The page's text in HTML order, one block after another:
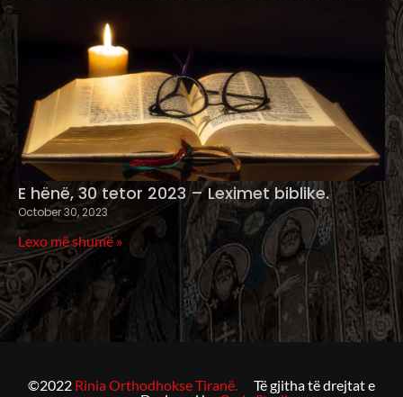
E hënë, 30 tetor 2023 – Leximet biblike.
October 30, 2023
Lexo më shumë »
©2022 Rinia Orthodhokse Tiranë.
Të gjitha të drejtat e